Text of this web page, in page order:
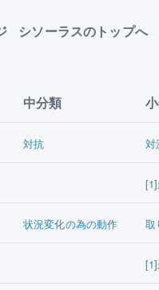
シソーラスのトップへ
中分類
対抗 対
状況変化の為の動作 取